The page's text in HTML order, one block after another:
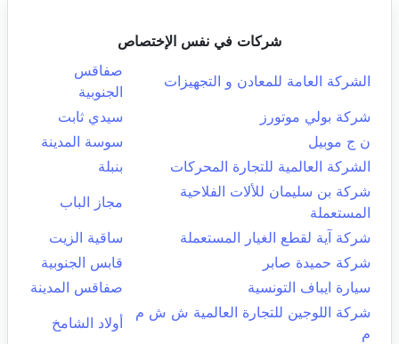
شركات في نفس الإختصاص
الشركة العامة للمعادن و التجهيزات
صفاقس
الجنوبية
شركة بولي موتورز
سيدي ثابت
ن ج موبيل
سوسة المدينة
الشركة العالمية للتجارة المحركات
بنبلة
شركة بن سليمان للألات الفلاحية
المستعملة
مجاز الباب
شركة آية لقطع الغيار المستعملة
ساقية الزيت
شركة حميدة صابر
قابس الجنوبية
سيارة ايباف التونسية
صفاقس المدينة
شركة اللوجين للتجارة العالمية ش ش م
م
أولاد الشامخ